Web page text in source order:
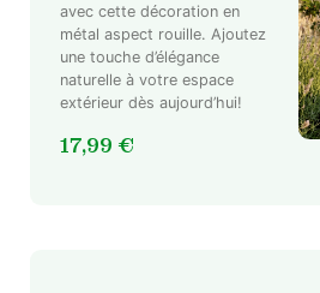
avec cette décoration en
métal aspect rouille. Ajoutez
une touche d’élégance
naturelle à votre espace
extérieur dès aujourd’hui!
17,99 €